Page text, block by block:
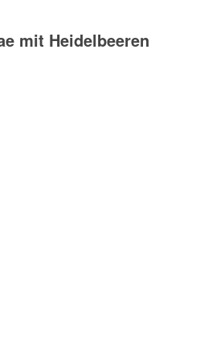
mit Heidelbeeren